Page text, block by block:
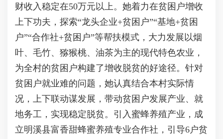
财收入稳定在50万元以上。她着力在贫困户增收
上下功夫，探索“龙头企业+贫困户”“基地+贫困
户”“合作社+贫困户”等帮扶模式，大力发展以烟
叶、毛竹、猕猴桃、油茶为主的现代特色农业，
为全村的贫困户构建了增收脱贫的好途径。针对
贫困户就业难的问题，她认真结合本村实际情
况，上下联动谋发展，带动贫困户发展产业、就
地务工，实现稳定脱贫。引入蜜蜂养殖产业，成
立明溪县富香甜蜂蜜养殖专业合作社，引导6户贫